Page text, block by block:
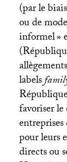
(par le
ou de
informel»
labels
favoriser
entreprises
pour leurs
directs ou